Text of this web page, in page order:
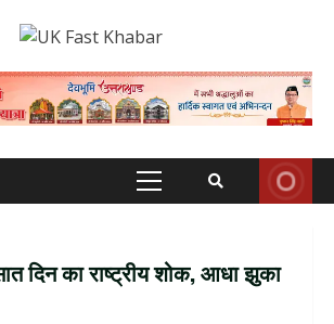
Primary
दिन का राष्ट्रीय शोक, आधा झुका